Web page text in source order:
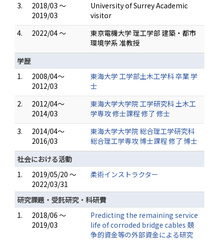
3.
2018/03 ～
2019/03
University of Surrey Academic
visitor
4.
2022/04 ～
東京電機大学 理工学部 建築・都市
環境学系 准教授
学歴
1.
2008/04～
2012/03
東海大学 工学部土木工学科 卒業 学
士
2.
2012/04～
2014/03
東海大学大学院 工学研究科 土木工
学専攻 修士課程 修了 修士
3.
2014/04～
2016/03
東海大学大学院 総合理工学研究科
総合理工学専攻 博士課程 修了 博士
社会における活動
1.
2019/05/20 ～
2022/03/31
柔術インストラクター
研究課題・受託研究・科研費
1.
2018/06 ～
2019/03
Predicting the remaining service
life of corroded bridge cables 競
争的資金等の外部資金による研究